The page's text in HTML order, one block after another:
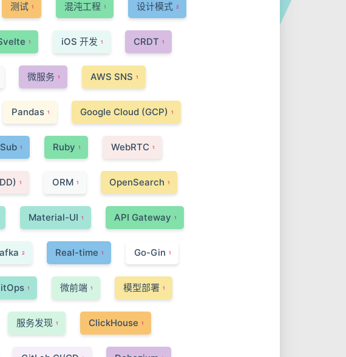
测试 1 混沌工程 1 设计模式 2
1 iOS 开发 1 CRDT 1
微服务 1 AWS SNS 1
Pandas 1 Google Cloud (GCP) 1
1 Ruby 1 WebRTC 1
1 ORM 1 OpenSearch 1
Material-UI 1 API Gateway 1
2 Real-time 1 Go-Gin 1
1 微前端 1 模型部署 1
服务发现 1 ClickHouse 1